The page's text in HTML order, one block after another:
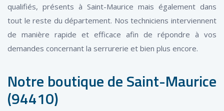
qualifiés, présents à Saint-Maurice mais également dans
tout le reste du département. Nos techniciens interviennent
de manière rapide et efficace afin de répondre à vos
demandes concernant la serrurerie et bien plus encore.
Notre boutique de Saint-Maurice
(94410)